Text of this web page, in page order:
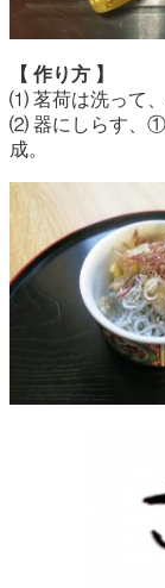
【 作り方 】
⑴ 茗荷は洗って、
⑵ 器にしらす、①
成。